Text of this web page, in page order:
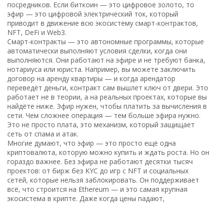
посредников. Если биткоин — это цифровое золото, то
эфир — это цифровой электрический ток, который
приводит в движение всю экосистему смарт-контрактов,
NFT, DeFi и Web3.
Смарт-контракты — это автономные программы, которые
автоматически выполняют условия сделки, когда они
выполняются. Они работают на эфире и не требуют банка,
нотариуса или юриста. Например, вы можете заключить
договор на аренду квартиры — и когда арендатор
переведёт деньги, контракт сам вышлет ключ от двери. Это
работает не в теории, а на реальных проектах, которые вы
найдёте ниже. Эфир нужен, чтобы платить за вычисления в
сети. Чем сложнее операция — тем больше эфира нужно.
Это не просто плата, это механизм, который защищает
сеть от спама и атак.
Многие думают, что эфир — это просто ещё одна
криптовалюта, которую можно купить и ждать роста. Но он
гораздо важнее. Без эфира не работают десятки тысяч
проектов: от бирж без KYC до игр с NFT и социальных
сетей, которые нельзя заблокировать. Он поддерживает
всё, что строится на Ethereum — и это самая крупная
экосистема в крипте. Даже когда цены падают,